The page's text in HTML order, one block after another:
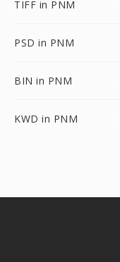
TIFF in PNM
PSD in PNM
BIN in PNM
KWD in PNM